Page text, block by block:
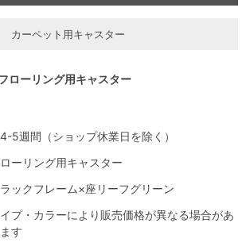
プ・カラーにより販売価格が異なる場合があ
す
5週間（ショップ休業日を除く）
ーリング用キャスター
ックフレーム×座リーフグリーン
カーペット用キャスター
ローリング用キャスター